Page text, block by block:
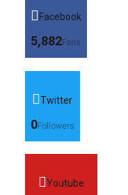
Facebook
5,882Fans
Twitter
0Followers
Youtube